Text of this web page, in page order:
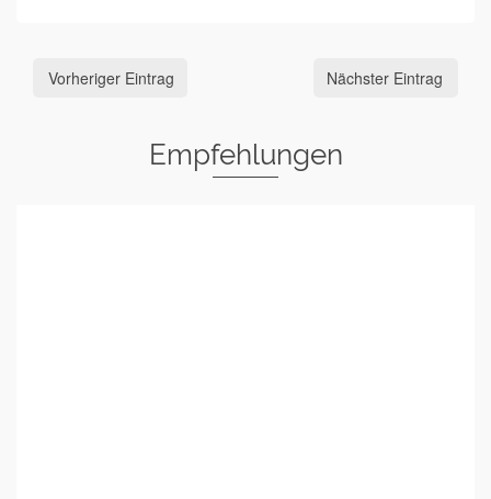
Vorheriger Eintrag Nächster Eintrag
Empfehlungen